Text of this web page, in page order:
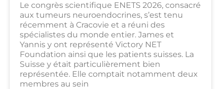
Le congrès scientifique ENETS 2026, consacré
aux tumeurs neuroendocrines, s’est tenu
récemment à Cracovie et a réuni des
spécialistes du monde entier. James et
Yannis y ont représenté Victory NET
Foundation ainsi que les patients suisses. La
Suisse y était particulièrement bien
représentée. Elle comptait notamment deux
membres au sein